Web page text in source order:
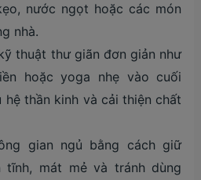
nước ngọt hoặc các món
nhà.
thuật thư giãn đơn giản như
hoặc yoga nhẹ vào cuối
hệ thần kinh và cải thiện chất
gian ngủ bằng cách giữ
tĩnh, mát mẻ và tránh dùng